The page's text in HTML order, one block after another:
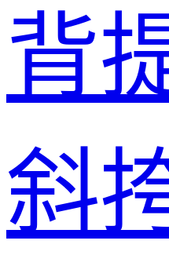
背
斜